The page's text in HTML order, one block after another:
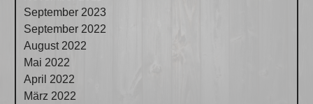
September 2023
September 2022
August 2022
Mai 2022
April 2022
März 2022